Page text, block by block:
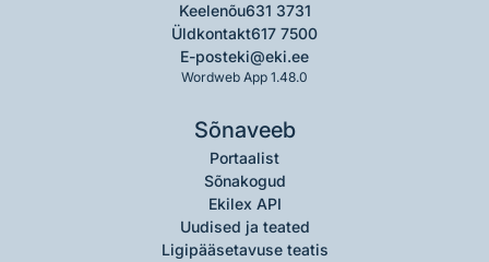
Keelenõu631 3731
Üldkontakt617 7500
E-posteki@eki.ee
Wordweb App 1.48.0
Sõnaveeb
Portaalist
Sõnakogud
Ekilex API
Uudised ja teated
Ligipääsetavuse teatis